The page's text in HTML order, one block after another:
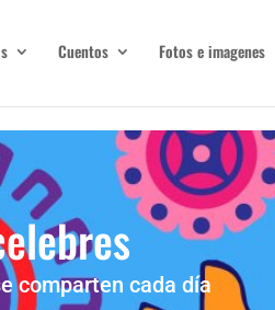
Cuentos Fotos e imagenes
comparten cada día